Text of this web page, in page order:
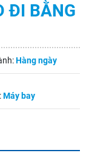
ĐI BẰNG
Hàng ngày
Máy bay